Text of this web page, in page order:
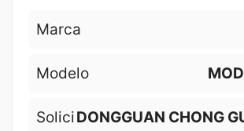
Marca
Modelo
SoliciDONGGUAN CHONG